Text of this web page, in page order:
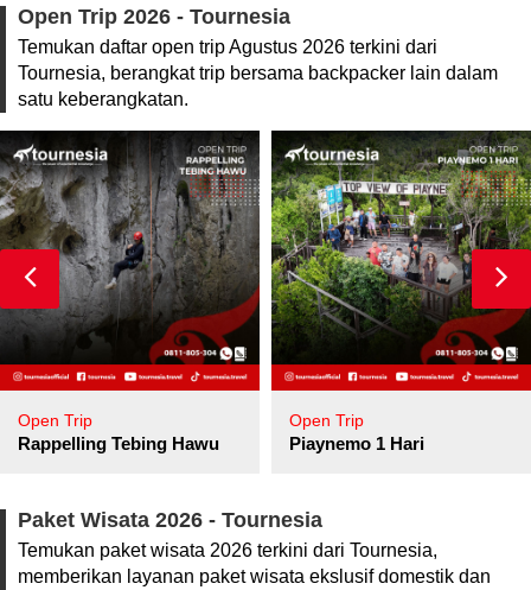
Open Trip 2026 - Tournesia
Temukan daftar open trip Agustus 2026 terkini dari
Tournesia, berangkat trip bersama backpacker lain dalam
satu keberangkatan.
Open Trip
Rappelling Tebing Hawu
Open Trip
Piaynemo 1 Hari
Paket Wisata 2026 - Tournesia
Temukan paket wisata 2026 terkini dari Tournesia,
memberikan layanan paket wisata ekslusif domestik dan